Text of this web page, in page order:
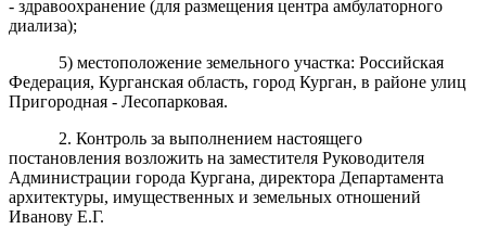
- здравоохранение (для размещения центра амбулаторного
диализа);
5) местоположение земельного участка: Российская
Федерация, Курганская область, город Курган, в районе улиц
Пригородная - Лесопарковая.
2. Контроль за выполнением настоящего
постановления возложить на заместителя Руководителя
Администрации города Кургана, директора Департамента
архитектуры, имущественных и земельных отношений
Иванову Е.Г.